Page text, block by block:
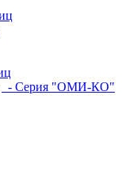
- Серия "ОМИ-КО"